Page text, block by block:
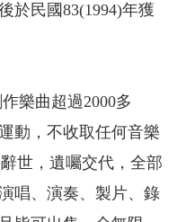
於民國83(1994)年獲
樂曲超過2000多
動，不收取任何音樂
世，遺囑交代，全部
唱、演奏、製片、錄